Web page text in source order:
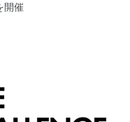
開催